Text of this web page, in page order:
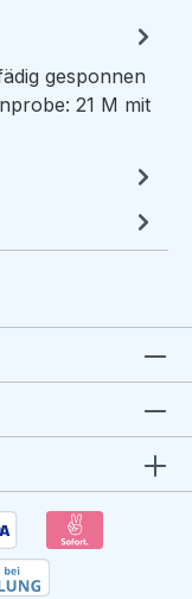
gesponnen
21 M mit